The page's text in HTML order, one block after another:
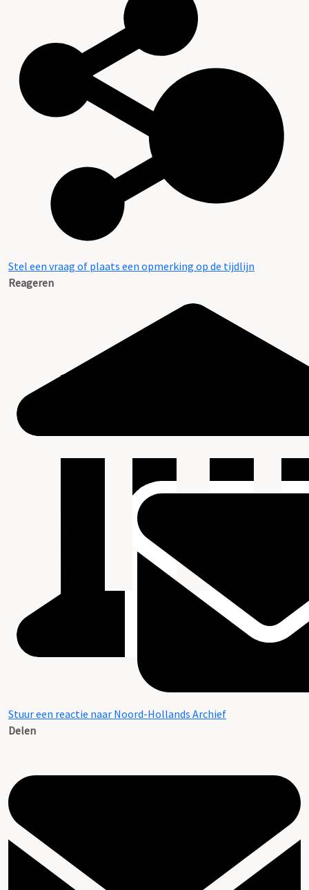
Stel een vraag of plaats een opmerking op de tijdlijn
Reageren
Stuur een reactie naar Noord-Hollands Archief
Delen